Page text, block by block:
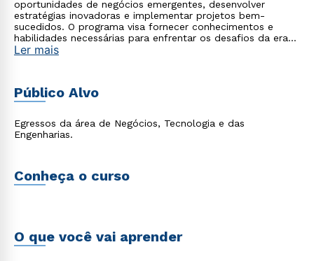
oportunidades de negócios emergentes, desenvolver
estratégias inovadoras e implementar projetos bem-
sucedidos. O programa visa fornecer conhecimentos e
habilidades necessárias para enfrentar os desafios da era
da inovação e da transformação digital, capacitando os
constante evolução.
Ler mais
Público Alvo
Egressos da área de Negócios, Tecnologia e das
Engenharias.
Conheça o curso
O que você vai aprender